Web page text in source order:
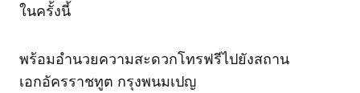
ในครั้งนี้
พร้อมอำนวยความสะดวกโทรฟรีไปยังสถาน
เอกอัครราชทูต กรุงพนมเปญ